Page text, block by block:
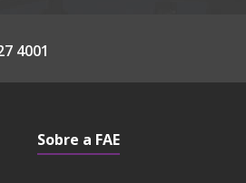
4001
Sobre a FAE